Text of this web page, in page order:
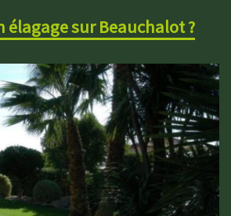
élagage sur Beauchalot ?